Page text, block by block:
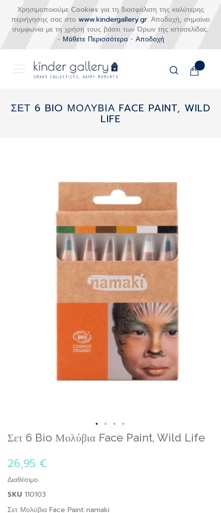
Χρησιμοποιούμε Cookies για τη διασφάλιση της καλύτερης
περιήγησης σας στο www.kindergallery.gr. Αποδοχή, σημαίνει
συμφωνία με τη χρήση τους βάσει των Όρων της ιστοσελίδας.
- Μάθετε Περισσότερα- Αποδοχή
Το
στο
περιεχόμενο
ΣΕΤ 6 BIO ΜΟΛΥΒΙΑ FACE PAINT, WILD
LIFE
Σετ 6 Bio Μολύβια Face Paint, Wild Life
26,95 €
Διαθέσιμο
SKU 110103
Σετ Μολύβια Face Paint namaki
Skip
beginning
of
the
images
gallery